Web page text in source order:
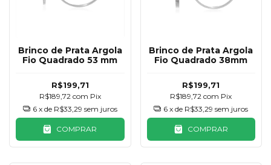
Brinco de Prata Argola
Fio Quadrado 53 mm
R$199,71
R$189,72 com Pix
6 x de R$33,29 sem juros
COMPRAR
Brinco de Prata Argola
Fio Quadrado 38mm
R$199,71
R$189,72com Pix
6 x de R$33,29 sem juros
COMPRAR